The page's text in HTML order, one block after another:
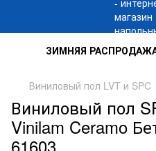
ЗИМНЯЯ
Виниловый пол LVT и SPC
Виниловый пол
Vinilam Ceramo
61603